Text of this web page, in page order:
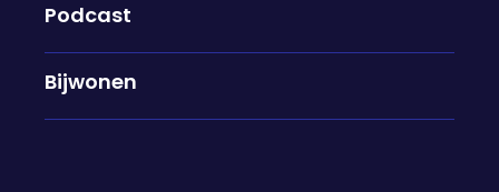
Podcast
Bijwonen
belangrijke driedaagse internationale
economische bijeenkomst. Wat betekent het dat
Oekraïne Rusland op zo'n belangrijke dag weet te